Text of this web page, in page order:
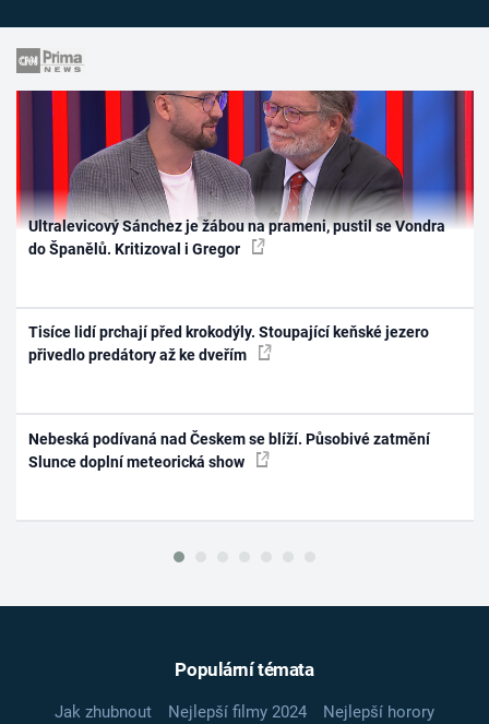
Ultralevicový Sánchez je žábou na prameni, pustil se Vondra
do Španělů. Kritizoval i Gregor
Tisíce lidí prchají před krokodýly. Stoupající keňské jezero
přivedlo predátory až ke dveřím
Nebeská podívaná nad Českem se blíží. Působivé zatmění
Slunce doplní meteorická show
Populární témata
Jak zhubnout Nejlepší filmy 2024
Nejlepší horory